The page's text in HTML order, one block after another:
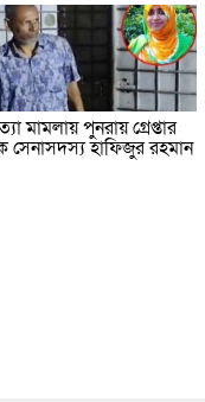
মামলায় পুনরায় গ্রেপ্তার
সেনাসদস্য হাফিজুর রহমান